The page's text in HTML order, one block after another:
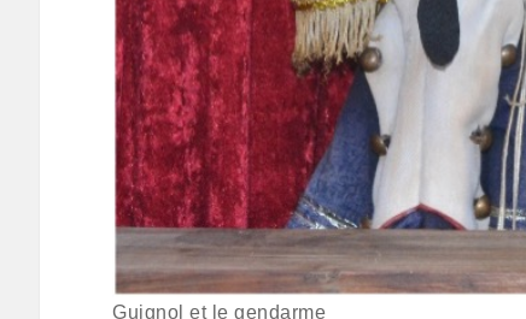
Guignol et le gendarme